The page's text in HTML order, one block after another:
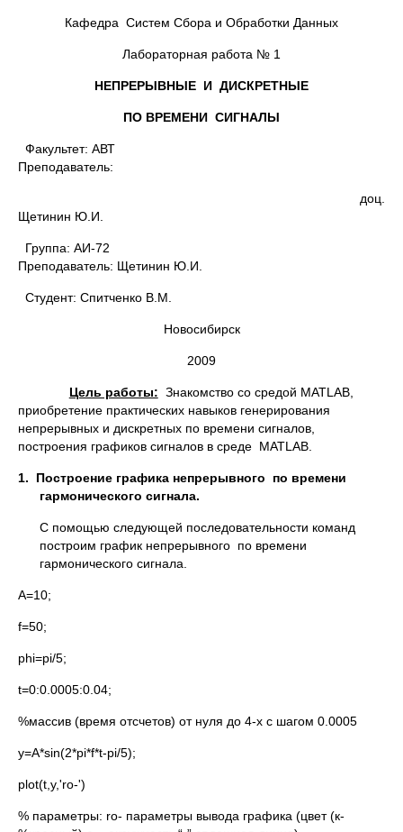
Кафедра Систем Сбора и Обработки Данных
Лабораторная работа № 1
НЕПРЕРЫВНЫЕ И ДИСКРЕТНЫЕ
ПО ВРЕМЕНИ СИГНАЛЫ
Факультет: АВТ
Преподаватель:
доц.
Щетинин Ю.И.
Группа: АИ-72
Преподаватель: Щетинин Ю.И.
Студент: Спитченко В.М.
Новосибирск
2009
Цель работы: Знакомство со средой MATLAB,
приобретение практических навыков генерирования
непрерывных и дискретных по времени сигналов,
построения графиков сигналов в среде MATLAB.
1. Построение графика непрерывного по времени
гармонического сигнала.
С помощью следующей последовательности команд
построим график непрерывного по времени
гармонического сигнала.
A=10;
f=50;
phi=pi/5;
t=0:0.0005:0.04;
%массив (время отсчетов) от нуля до 4-х с шагом 0.0005
y=A*sin(2*pi*f*t-pi/5);
plot(t,y,'ro-')
% параметры: ro- параметры вывода графика (цвет (к-